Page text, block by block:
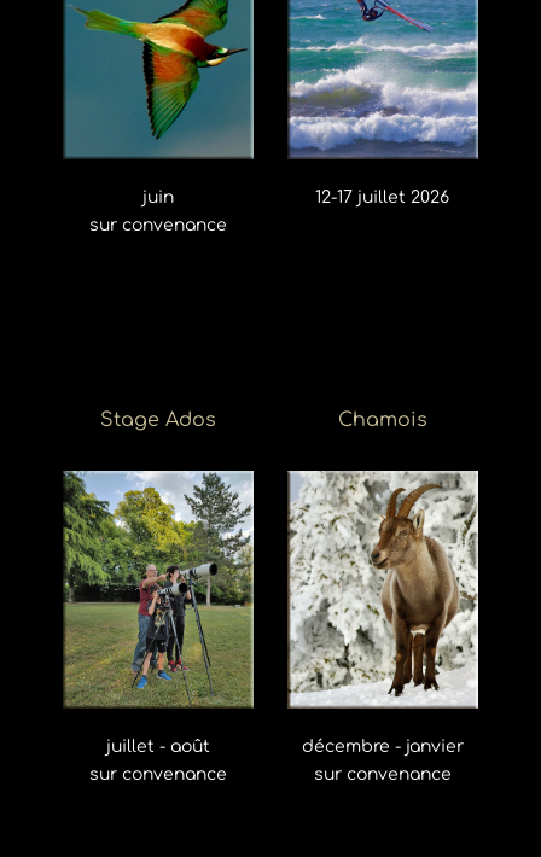
juin
sur convenance
12-17 juillet 2026
Stage Ados
juillet - août
sur convenance
Chamois
décembre - janvier
sur convenance